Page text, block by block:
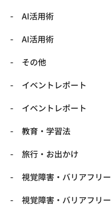
​AI活用術
​AI活用術
​その他
​イベントレポート
​イベントレポート
​教育・学習法
​旅行・お出かけ
​視覚障害・バリアフリー
​視覚障害・バリアフリー